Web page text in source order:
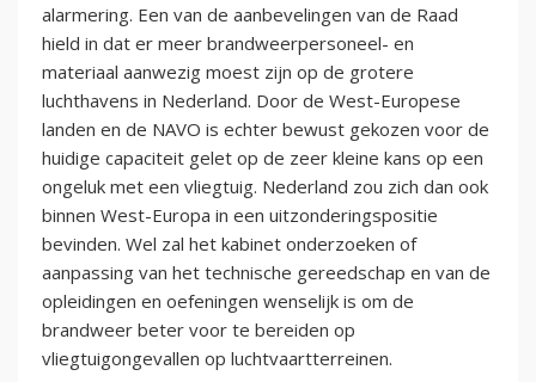
alarmering. Een van de aanbevelingen van de Raad
hield in dat er meer brandweerpersoneel- en
materiaal aanwezig moest zijn op de grotere
luchthavens in Nederland. Door de West-Europese
landen en de NAVO is echter bewust gekozen voor de
huidige capaciteit gelet op de zeer kleine kans op een
ongeluk met een vliegtuig. Nederland zou zich dan ook
binnen West-Europa in een uitzonderingspositie
bevinden. Wel zal het kabinet onderzoeken of
aanpassing van het technische gereedschap en van de
opleidingen en oefeningen wenselijk is om de
brandweer beter voor te bereiden op
vliegtuigongevallen op luchtvaartterreinen.